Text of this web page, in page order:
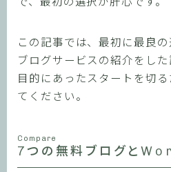
この記事では、最初に最良の
ブログサービスの紹介をした
目的にあったスタートを切
てください。
Compare
7つの無料ブログと